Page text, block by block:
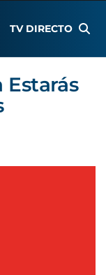
TV DIRECTO
Estarás